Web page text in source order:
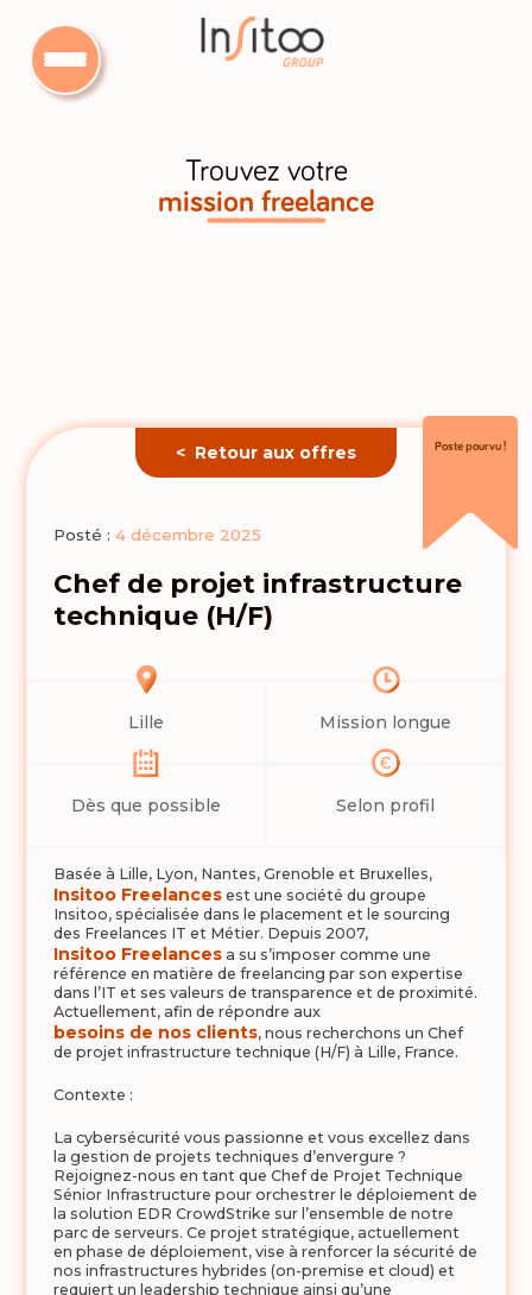
Trouvez votre
mission freelance
< Retour aux offres Poste pourvu !
Posté : 4 décembre 2025
Chef de projet infrastructure
technique (H/F)
Lille Mission longue
Dès que possible Selon profil
Basée à Lille, Lyon, Nantes, Grenoble et Bruxelles,
Insitoo Freelancesest une société du groupe
Insitoo, spécialisée dans le placement et le sourcing
des Freelances IT et Métier. Depuis 2007,
Insitoo Freelancesa su s’imposer comme une
référence en matière de freelancing par son expertise
dans l’IT et ses valeurs de transparence et de proximité.
Actuellement, afin de répondre aux
besoins de nos clients, nous recherchons un Chef
de projet infrastructure technique (H/F) à Lille, France.
Contexte :
La cybersécurité vous passionne et vous excellez dans
la gestion de projets techniques d’envergure ?
Rejoignez-nous en tant que Chef de Projet Technique
Sénior Infrastructure pour orchestrer le déploiement de
la solution EDR CrowdStrike sur l’ensemble de notre
parc de serveurs. Ce projet stratégique, actuellement
en phase de déploiement, vise à renforcer la sécurité de
nos infrastructures hybrides (on-premise et cloud) et
requiert un leadership technique ainsi qu’une